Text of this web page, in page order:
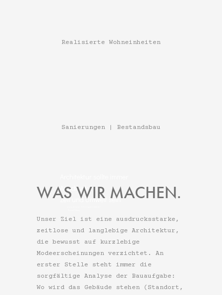
Ausdruck ihrer
Zeit und Umwelt sein
Realisierte Wohneinheiten
Sanierungen | Bestandsbau
WAS WIR MACHEN.
Unser Ziel ist eine ausdrucksstarke,
zeitlose und langlebige Architektur,
die bewusst auf kurzlebige
Modeerscheinungen verzichtet. An
erster Stelle steht immer die
sorgfältige Analyse der Bauaufgabe:
Wo wird das Gebäude stehen (Standort,